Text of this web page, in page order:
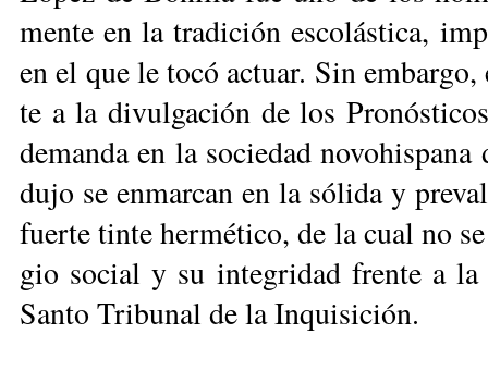
men­te en la tra­di­ción es­co­lás­ti­ca,
en el que le to­có ac­tuar. Sin
te a la di­vul­ga­ción de los
de­man­da en la so­cie­dad
du­jo se en­mar­can en la só­li­da y
fuer­te tin­te her­mé­ti­co, de la cual no
gio so­cial y su in­te­gri­dad fren­te a
San­to Tri­bu­nal de la In­qui­si­ción.